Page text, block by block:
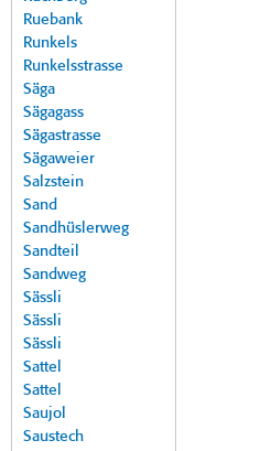
Ruebank
Runkels
Runkelsstrasse
Säga
Sägagass
Sägastrasse
Sägaweier
Salzstein
Sand
Sandhüslerweg
Sandteil
Sandweg
Sässli
Sässli
Sässli
Sattel
Sattel
Saujol
Saustech